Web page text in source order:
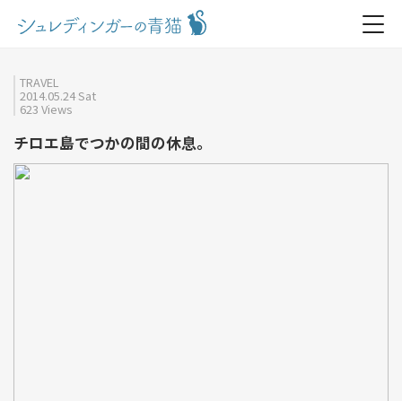
TRAVEL
2014.05.24 Sat
623 Views
チロエ島でつかの間の休息。